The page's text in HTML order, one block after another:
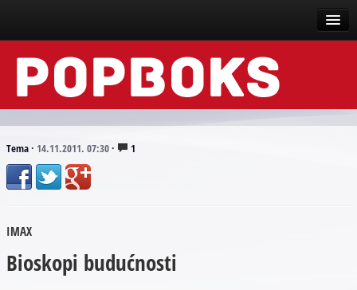
Vesti
Događaji
Tekstovi
Scena
Arhive
Tema· 14.11.2011. 07:30· 1
IMAX
Bioskopi budućnosti